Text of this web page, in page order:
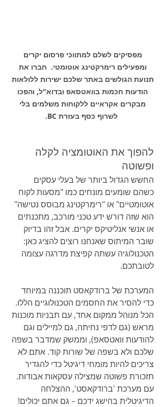
מפסיקים לשלם למתווכי פרסום יקרים
ומפעילים רימרקטינג אוטומטי.  חברו את
תנועת הגולשים באתר שלכם ישירות ללולאות
הודעות חכמות בוואטסאפ ובדוא"ל, והפכו
מבקרים אקראיים ללקוחות משלמים בלי
לשרוף כסף בעזרת BC.
להפוך את האוטומציה לקלה
ופשוטה
החשש הגדול ביותר של בעלי עסקים
כשהם שומעים מונחים כמו "מסעות לקוח
אוטומטיים" או "רימרקטינג מבוסס נטישה"
הוא שזה דורש ידע טכני מורכב, מתכנתים
או אנשי אנליטיקס יקרים. אבל זהו בדיוק
שובר המיתוס שאנחנו רוצים להציג כאן:
הטכנולוגיה עשתה קפיצת מדרגה עצומה
לטובתכם.
המערכת של ברודקאסט תוכננה במיוחד
כדי להסיר את החסמים הטכנולוגיים הללו.
הכל מנוהל ממקום אחד, עם תבניות מוכנות
מראש (גם לדפי נחיתה, גם למיילים וגם
להודעות וואטסאפ), וממשק שמדבר בשפה
שלכם ולא בשפה של שורות קוד. אתם לא
צריכים להיות מומחי דיגיטל כדי להגדיר
תזכורת פשוטה שמצילה עסקאות אבודות.
עם מערכת 'ברודקאסט', ההצלחה
הדיגיטלית בהישג ידכם – גם אתם יכולים!